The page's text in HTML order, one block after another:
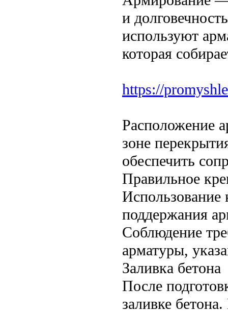
и
используют
которая
https://
Расположение
зоне
обеспечить
Правильное
Использование
поддержания
Соблюдение
арматуры,
Заливка бетона
После
заливке